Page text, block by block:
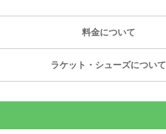
料金について
ラケット・シューズについて